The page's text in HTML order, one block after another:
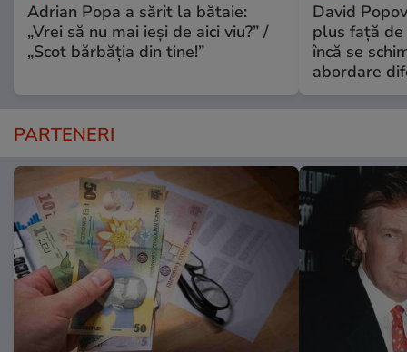
Adrian Popa a sărit la bătaie:
„Vrei să nu mai ieși de aici viu?” /
„Scot bărbăția din tine!”
David
plus față de
încă se
abordare
PARTENERI